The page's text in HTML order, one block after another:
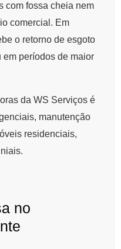
com fossa cheia nem
comercial. Em
o retorno de esgoto
em períodos de maior
da WS Serviços é
manutenção
residenciais,
no